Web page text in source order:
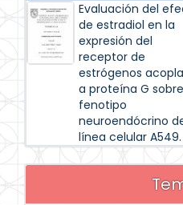
Evaluación del
de estradiol en la
expresión del
receptor de
estrógenos
a proteína G
fenotipo
neuroendócrino
línea celular A549.